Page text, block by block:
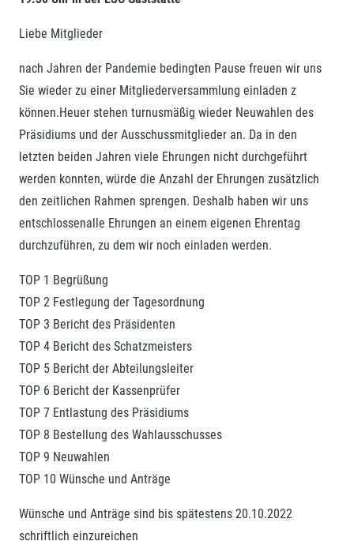
Liebe Mitglieder
nach Jahren der Pandemie bedingten Pause freuen wir uns
Sie wieder zu einer Mitgliederversammlung einladen z
können.Heuer stehen turnusmäßig wieder Neuwahlen des
Präsidiums und der Ausschussmitglieder an. Da in den
letzten beiden Jahren viele Ehrungen nicht durchgeführt
werden konnten, würde die Anzahl der Ehrungen zusätzlich
den zeitlichen Rahmen sprengen. Deshalb haben wir uns
entschlossenalle Ehrungen an einem eigenen Ehrentag
durchzuführen, zu dem wir noch einladen werden.
TOP 1 Begrüßung
TOP 2 Festlegung der Tagesordnung
TOP 3 Bericht des Präsidenten
TOP 4 Bericht des Schatzmeisters
TOP 5 Bericht der Abteilungsleiter
TOP 6 Bericht der Kassenprüfer
TOP 7 Entlastung des Präsidiums
TOP 8 Bestellung des Wahlausschusses
TOP 9 Neuwahlen
TOP 10 Wünsche und Anträge
Wünsche und Anträge sind bis spätestens 20.10.2022
schriftlich einzureichen